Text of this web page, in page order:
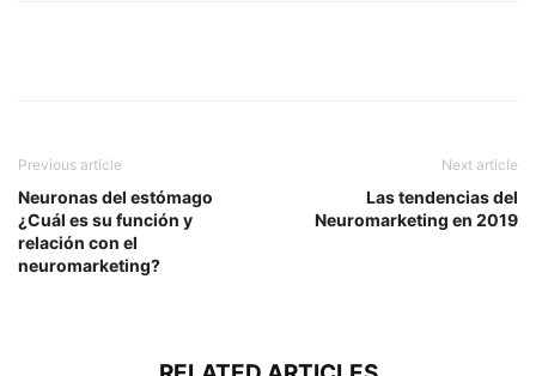
Previous article
Neuronas del estómago
¿Cuál es su función y
relación con el
neuromarketing?
Next article
Las tendencias del
Neuromarketing en 2019